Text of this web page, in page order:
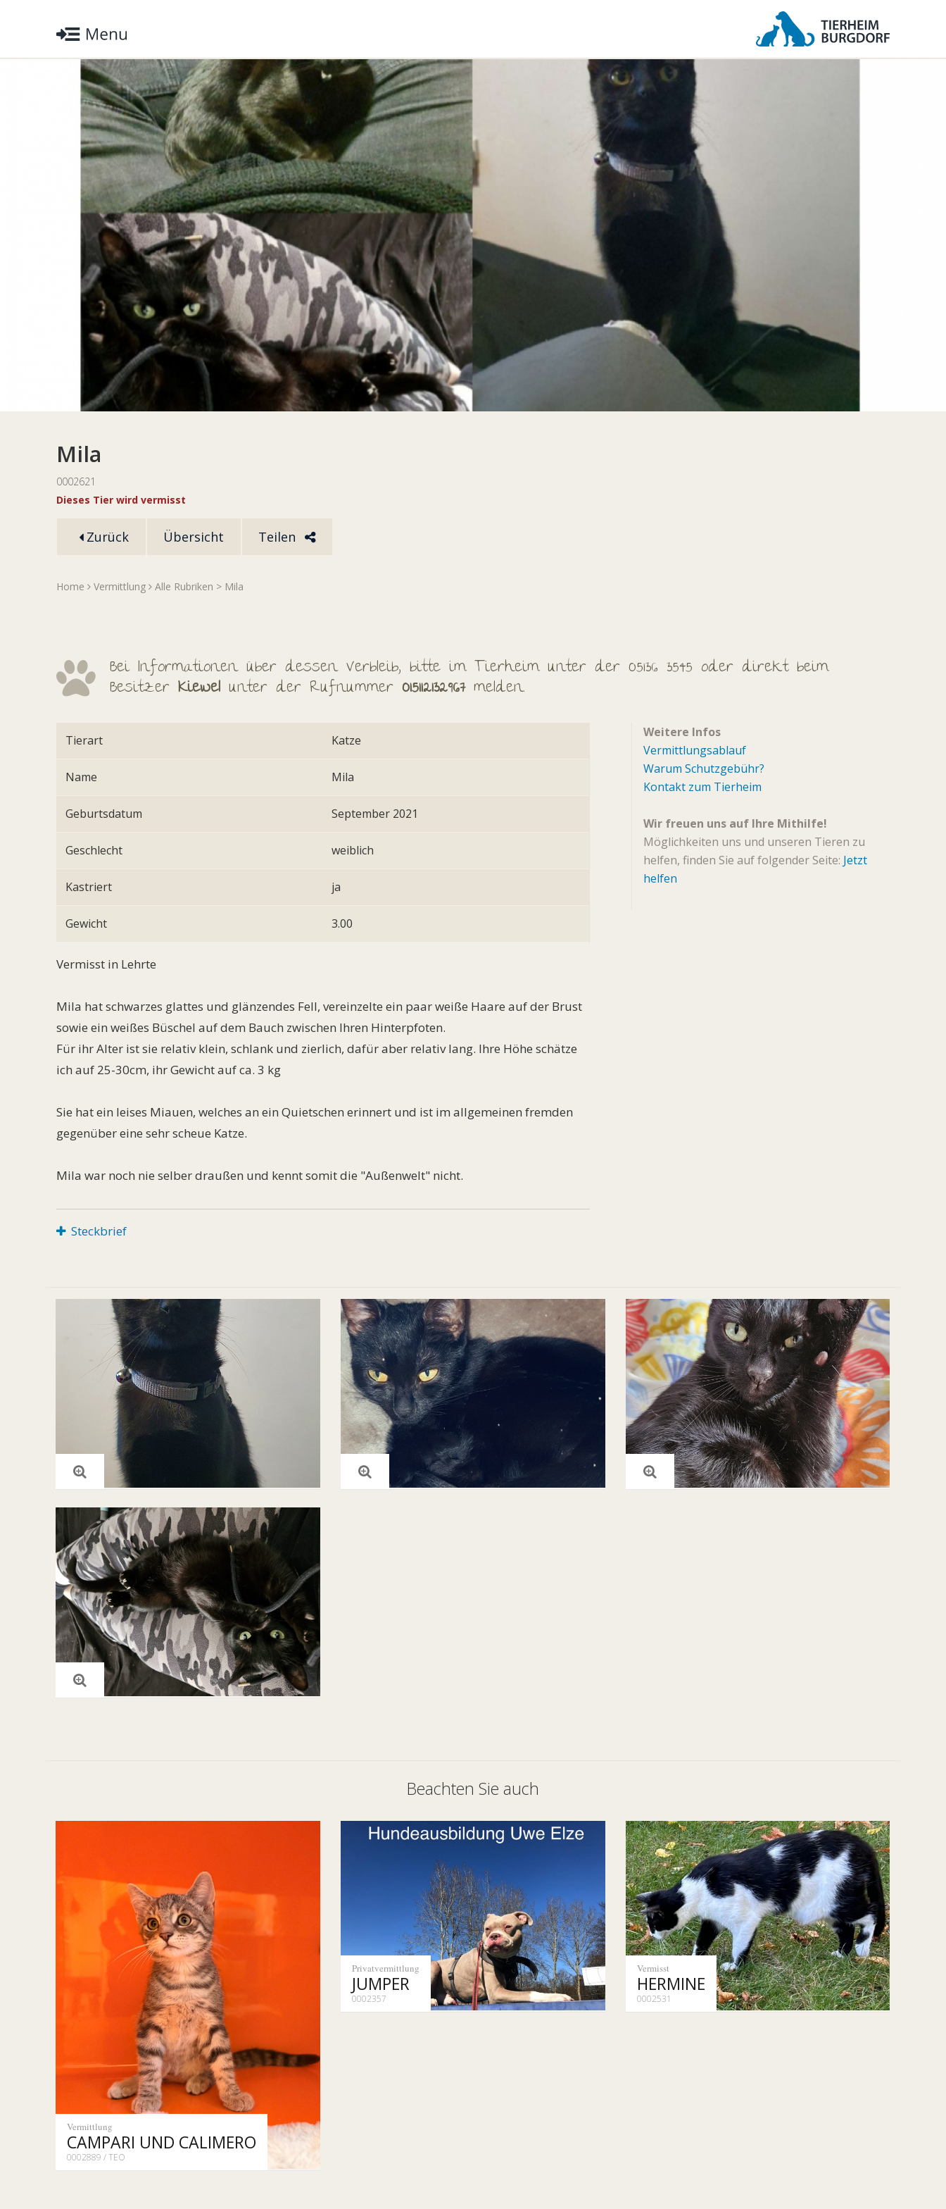
Mila
0002621
Dieses Tier wird vermisst
Zurück Übersicht Teilen
Home Vermittlung Alle Rubriken > Mila
Bei Informationen über dessen Verbleib, bitte im Tierheim unter der 05136 3545 oder direkt beim
Besitzer Kiewel unter der Rufnummer 015112132967melden.
Tierart Katze
Name Mila
Geburtsdatum September 2021
Geschlecht weiblich
Kastriert ja
Gewicht 3.00
Vermisst in Lehrte
Mila hat schwarzes glattes und glänzendes Fell, vereinzelte ein paar weiße Haare auf der Brust
sowie ein weißes Büschel auf dem Bauch zwischen Ihren Hinterpfoten.
Für ihr Alter ist sie relativ klein, schlank und zierlich, dafür aber relativ lang. Ihre Höhe schätze
ich auf 25-30cm, ihr Gewicht auf ca. 3 kg
Sie hat ein leises Miauen, welches an ein Quietschen erinnert und ist im allgemeinen fremden
gegenüber eine sehr scheue Katze.
Mila war noch nie selber draußen und kennt somit die "Außenwelt" nicht.
Steckbrief
Weitere Infos
Vermittlungsablauf
Warum Schutzgebühr?
Kontakt zum Tierheim
Wir freuen uns auf Ihre Mithilfe!
Möglichkeiten uns und unseren Tieren zu
helfen, finden Sie auf folgender Seite: Jetzt
helfen
Beachten Sie auch
Vermittlung
CAMPARI UND CALIMERO
0002889 / TEO
Privatvermittlung
JUMPER
0002357
Vermisst
HERMINE
0002531